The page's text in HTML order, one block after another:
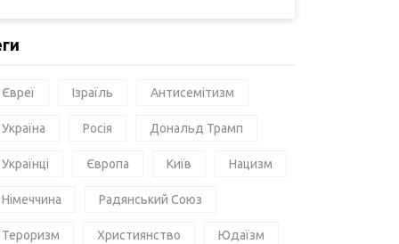
Євреї Ізраїль Антисемітизм
Україна Росія Дональд Трамп
Українці Європа Київ Нацизм
Німеччина Радянський Союз
Тероризм Християнство Юдаїзм